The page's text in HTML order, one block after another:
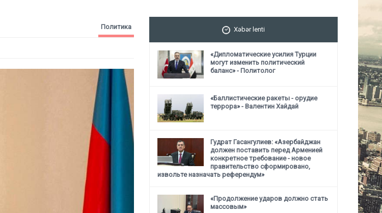
Политика Xəbər lenti
«Дипломатические усилия Турции
могут изменить политический
баланс» - Политолог
«Баллистические ракеты - орудие
террора» - Валентин Хайдай
Гудрат Гасангулиев: «Азербайджан
должен поставить перед Арменией
конкретное требование - новое
правительство сформировано,
извольте назначать референдум»
«Продолжение ударов должно стать
массовым»